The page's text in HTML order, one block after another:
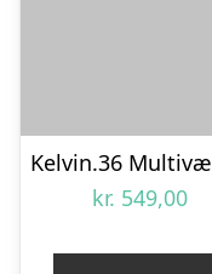
kr. 549,00